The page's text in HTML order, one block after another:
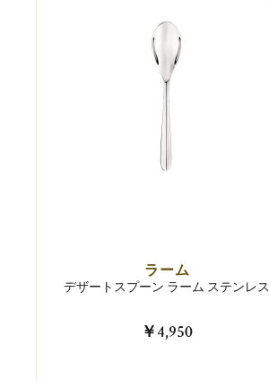
ラーム
デザートスプーン ラーム ステンレス
￥4,950